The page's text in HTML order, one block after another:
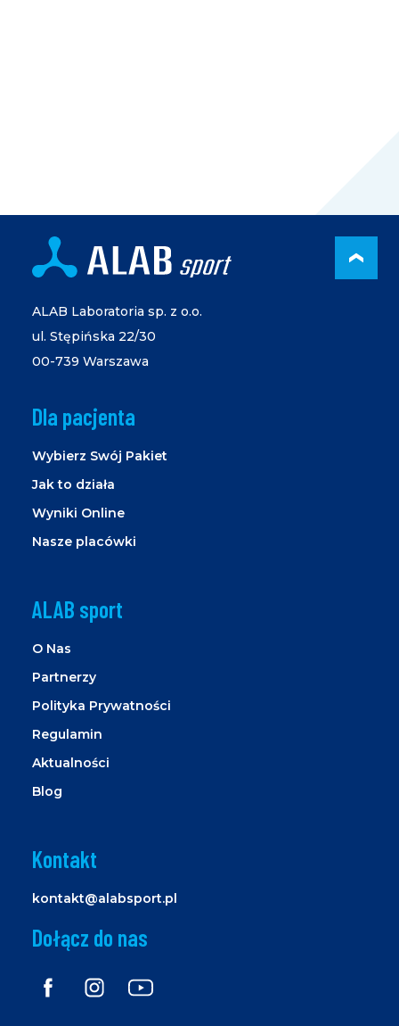
ALAB Laboratoria sp. z o.o.
ul. Stępińska 22/30
00-739 Warszawa
Dla pacjenta
Wybierz Swój Pakiet
Jak to działa
Wyniki Online
Nasze placówki
ALAB sport
O Nas
Partnerzy
Polityka Prywatności
Regulamin
Aktualności
Blog
Kontakt
kontakt@alabsport.pl
Dołącz do nas